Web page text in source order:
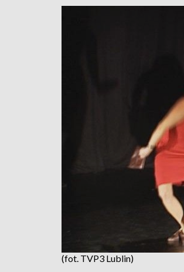
(fot. TVP3 Lublin)